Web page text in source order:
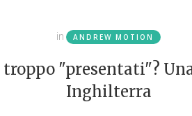
in ANDREW MOTION
"presentati"?
Inghilterra